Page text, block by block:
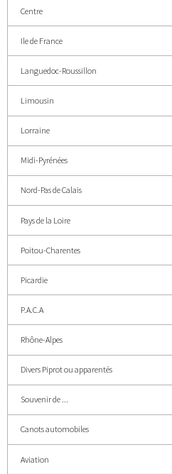
Centre
Ile de France
Languedoc-Roussillon
Limousin
Lorraine
Midi-Pyrénées
Nord-Pas de Calais
Pays de la Loire
Poitou-Charentes
Picardie
P.A.C.A
Rhône-Alpes
Divers Piprot ou apparentés
Souvenir de ...
Canots automobiles
Aviation